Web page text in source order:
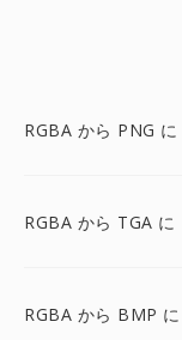
RGBA から PNG に
RGBA から TGA に
RGBA から BMP に